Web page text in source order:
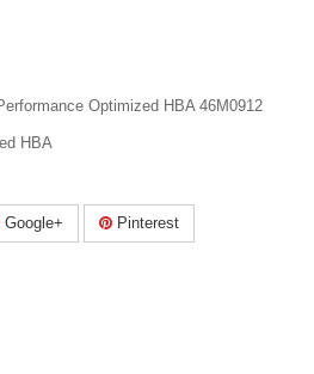
Optimized HBA 46M0912
HBA
Google+ Pinterest